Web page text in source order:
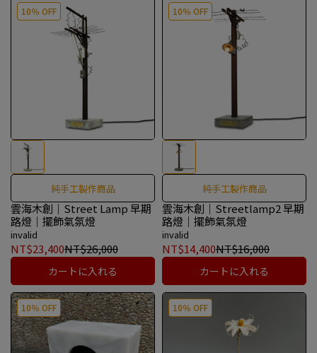
10％ OFF
純手工製作商品
雲海木創｜Street Lamp 早期
路燈｜擺飾氣氛燈
invalid
NT$23,400NT$26,000
カートに入れる
10％ OFF
純手工製作商品
雲海木創｜Streetlamp2 早期
路燈｜擺飾氣氛燈
invalid
NT$14,400NT$16,000
カートに入れる
10％ OFF 10％ OFF